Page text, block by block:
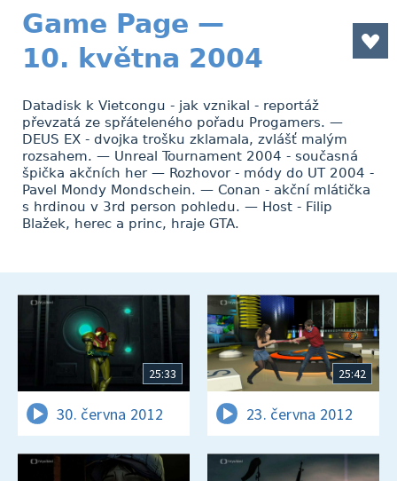
Game Page —
10. května 2004
Datadisk k Vietcongu - jak vznikal - reportáž
převzatá ze spřáteleného pořadu Progamers. —
DEUS EX - dvojka trošku zklamala, zvlášť malým
rozsahem. — Unreal Tournament 2004 - současná
špička akčních her — Rozhovor - módy do UT 2004 -
Pavel Mondy Mondschein. — Conan - akční mlátička
s hrdinou v 3rd person pohledu. — Host - Filip
Blažek, herec a princ, hraje GTA.
25:33
30. června 2012
25:42
23. června 2012